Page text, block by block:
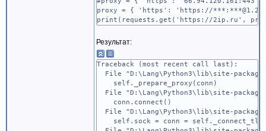
TransparentProxy.Password :=
if Username = '' then
else
end;
end;
WriteLn(Get(RequestURL));
Free;
end;
end.
proxy = { 'https': 'https://
print(requests.get('https://2ip.ru',
Результат:
Traceback (most recent call last):
File "D:\Lang\Python3\lib\site-
self._prepare_proxy(conn)
File "D:\Lang\Python3\lib\site-
conn.connect()
File "D:\Lang\Python3\lib\site-
self.sock = conn =